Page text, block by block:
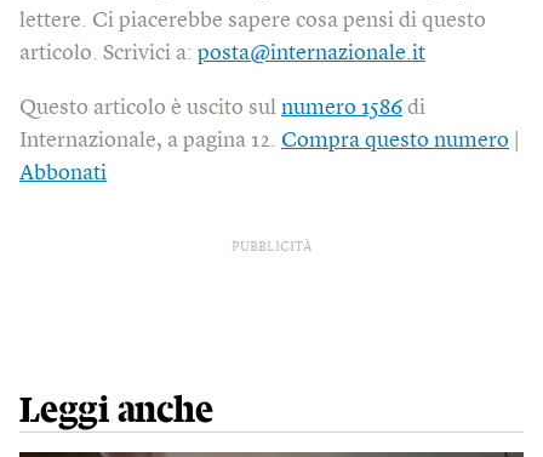
lettere. Ci piacerebbe sapere cosa pensi di questo
articolo. Scrivici a: posta@internazionale.it
Questo articolo è uscito sul numero 1586 di
Internazionale, a pagina 12. Compra questo numero
Abbonati
PUBBLICITÀ
Leggi anche